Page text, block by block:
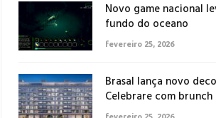
Novo game nacional
fundo do oceano
fevereiro 25, 2026
Brasal lança novo
Celebrare com